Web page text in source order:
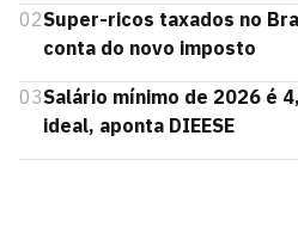
02Super-ricos taxados no
conta do novo imposto
03Salário mínimo de 2026 é
ideal, aponta DIEESE